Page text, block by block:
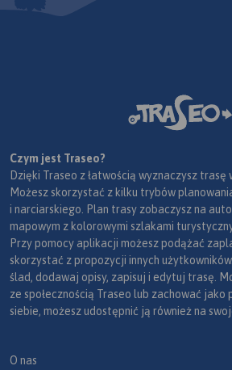
Czym jest Traseo?
Dzięki Traseo z łatwością wyznaczysz trasę
Możesz skorzystać z kilku trybów
i narciarskiego. Plan trasy zobaczysz na
mapowym z kolorowymi szlakami
Przy pomocy aplikacji możesz podążać
skorzystać z propozycji innych
ślad, dodawaj opisy, zapisuj i edytuj trasę.
ze społecznością Traseo lub zachować
siebie, możesz udostępnić ją również na
O nas